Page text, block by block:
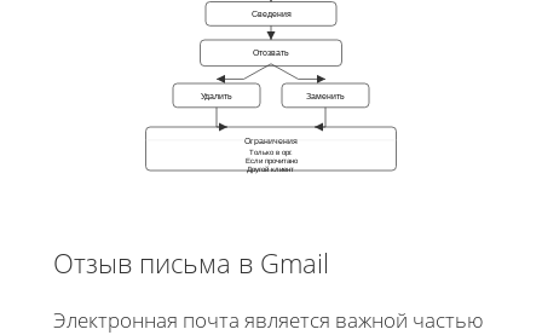
Сведения
Отозвать
Удалить Заменить
Ограничения
Только в орг.
Если прочитано
Другой клиент
Отзыв письма в Gmail
Электронная почта является важной частью